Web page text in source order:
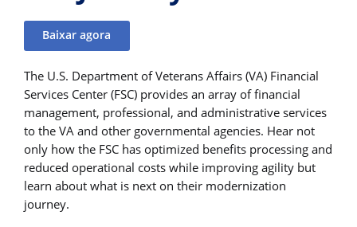
Baixar agora
The U.S. Department of Veterans Affairs (VA) Financial
Services Center (FSC) provides an array of financial
management, professional, and administrative services
to the VA and other governmental agencies. Hear not
only how the FSC has optimized benefits processing and
reduced operational costs while improving agility but
learn about what is next on their modernization
journey.